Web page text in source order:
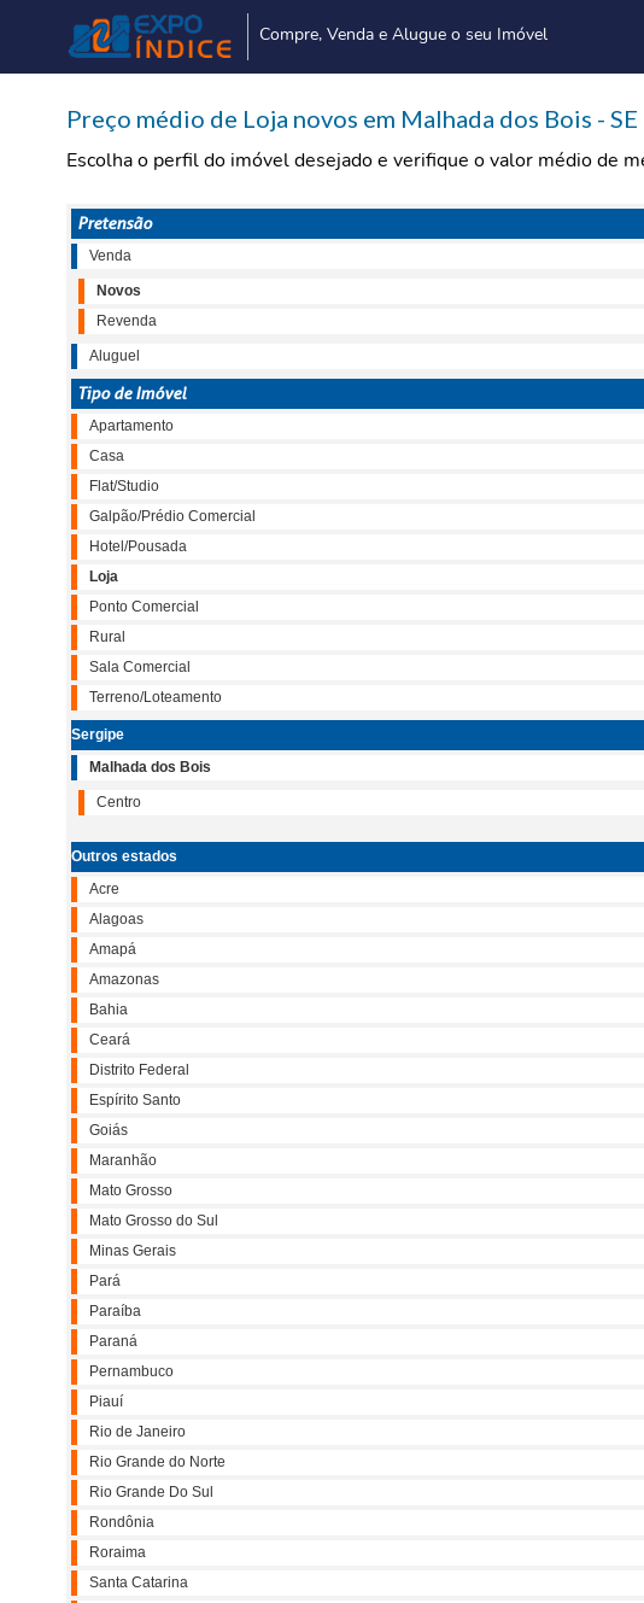
Compre, Venda e Alugue o seu Imóvel
Preço médio de Loja novos em Malhada dos Bois - SE
Escolha o perfil do imóvel desejado e verifique o valor médio de
Pretensão
Venda
Novos
Revenda
Aluguel
Tipo de Imóvel
Apartamento
Casa
Flat/Studio
Galpão/Prédio Comercial
Hotel/Pousada
Loja
Ponto Comercial
Rural
Sala Comercial
Terreno/Loteamento
Sergipe
Malhada dos Bois
Centro
Outros estados
Acre
Alagoas
Amapá
Amazonas
Bahia
Ceará
Distrito Federal
Espírito Santo
Goiás
Maranhão
Mato Grosso
Mato Grosso do Sul
Minas Gerais
Pará
Paraíba
Paraná
Pernambuco
Piauí
Rio de Janeiro
Rio Grande do Norte
Rio Grande Do Sul
Rondônia
Roraima
Santa Catarina